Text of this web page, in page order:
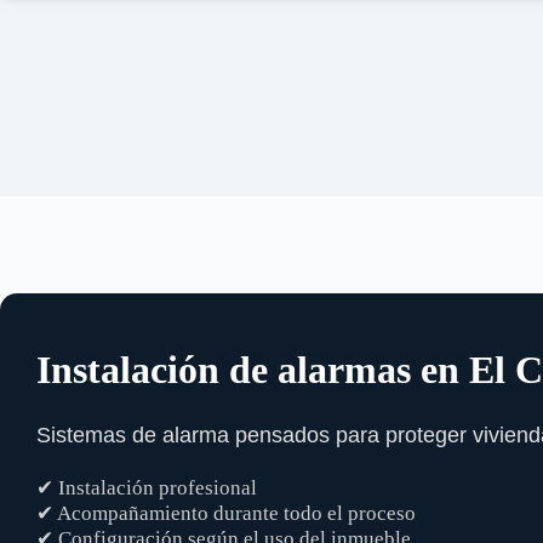
Instalación de alarmas en El
Sistemas de alarma pensados para proteger
✔ Instalación profesional
✔ Acompañamiento durante todo el proceso
✔ Configuración según el uso del inmueble